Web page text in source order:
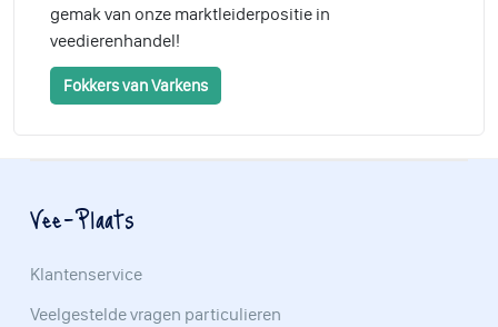
gemak van onze marktleiderpositie in
veedierenhandel!
Fokkers van Varkens
Vee-Plaats
Klantenservice
Veelgestelde vragen particulieren